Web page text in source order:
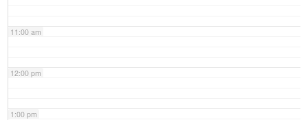
11:00 am
12:00 pm
1:00 pm